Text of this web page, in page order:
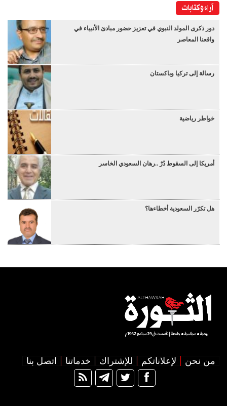
آراء وكتابات
دور ذكرى المولد النبوي في تعزيز حضور مبادئ الأنبياء في
واقعنا المعاصر
رسالة إلى تركيا وباكستان
خواطر رياضية
أمريكا إلى السقوط دُرْ ..رهان السعودي الخاسر
هل تكرّر السعودية أخطاءها؟
من نحن لإعلاناتكم للإشتراك خدماتنا اتصل بنا